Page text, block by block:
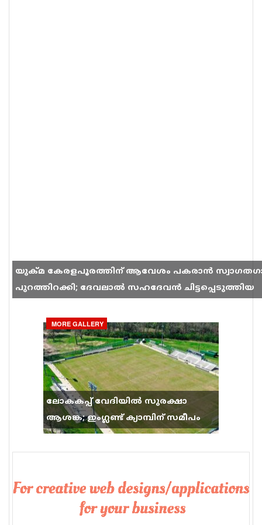
യുക്മ കേരളപൂരത്തിന് ആവേശം പകരാൻ
പുറത്തിറക്കി; ദേവലാൽ സഹദേവൻ ചിട്ടപ്പെടുത്തിയ
MORE GALLERY
ലോകകപ്പ് വേദിയിൽ സുരക്ഷാ
ആശങ്ക; ഇംഗ്ലണ്ട് ക്യാമ്പിന് സമീപം
വെടിവെപ്പ്, 9 പേർക്ക് പരിക്ക്